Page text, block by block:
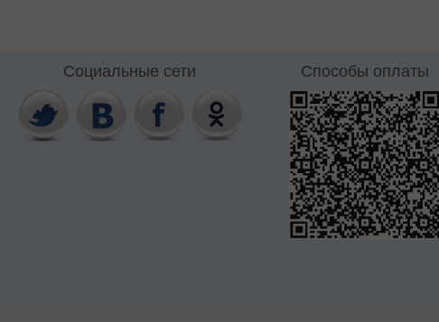
Социальные сети Способы оплаты